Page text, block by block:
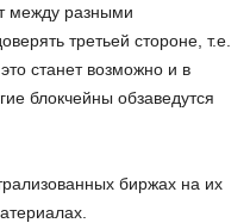
между разными
третьей стороне, т.е.
станет возможно и в
блокчейны обзаведутся
биржах на их